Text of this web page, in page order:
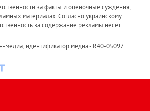
за факты и оценочные суждения,
материалах. Согласно украинскому
за содержание рекламы несет
медиа; идентификатор медиа - R40-05097